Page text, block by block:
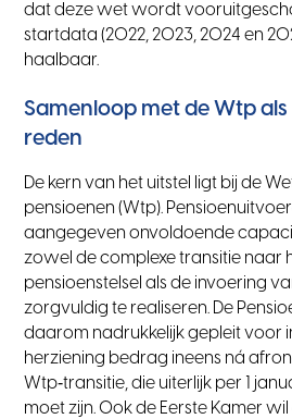
dat deze wet wordt
startdata (2022, 2023, 2024 en
haalbaar.
Samenloop met de Wtp
reden
De kern van het uitstel ligt bij de
pensioenen (Wtp).
aangegeven onvoldoende
zowel de complexe transitie naar
pensioenstelsel als de invoering
zorgvuldig te realiseren. De
daarom nadrukkelijk gepleit voor
herziening bedrag ineens ná
Wtp‑transitie, die uiterlijk per 1
moet zijn. Ook de Eerste Kamer